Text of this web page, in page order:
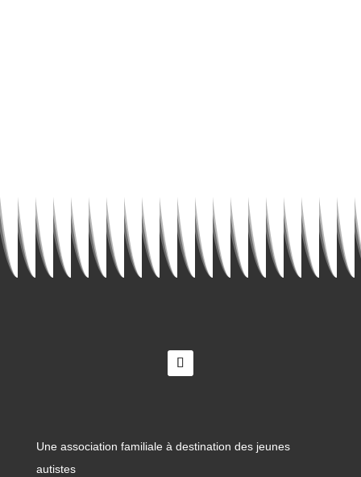
Une association familiale à destination des jeunes
autistes